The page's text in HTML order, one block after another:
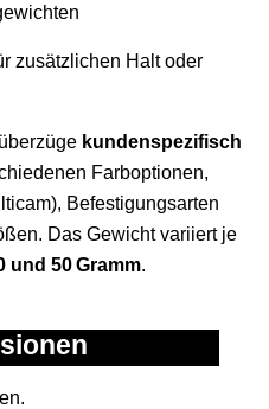
zusätzlichen Halt oder
kundenspezifisch
Farboptionen,
Befestigungsarten
Das Gewicht variiert je
und 50 Gramm.